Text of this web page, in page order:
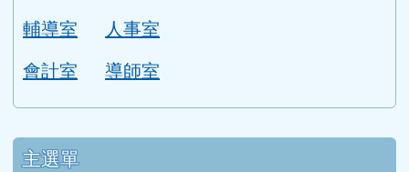
輔導室
人事室
會計室
導師室
主選單